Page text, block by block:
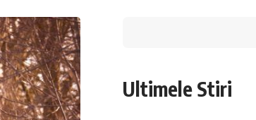
Ultimele Stiri